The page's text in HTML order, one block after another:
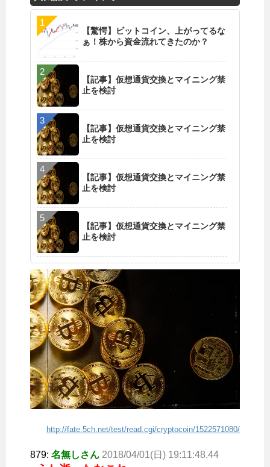
【驚愕】ビットコイン、上がってるな
ぁ！株から資金流れてきたのか？
【記事】仮想通貨交換とマイニング禁
止を検討
【記事】仮想通貨交換とマイニング禁
止を検討
【記事】仮想通貨交換とマイニング禁
止を検討
【記事】仮想通貨交換とマイニング禁
止を検討
http://fate.5ch.net/test/read.cgi/cryptocoin/1522571080/
879: 名無しさん 2018/04/01(日) 19:11:48.44